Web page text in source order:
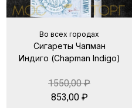
Во всех городах
Сигареты Чапман
Индиго (Chapman Indigo)
1550,00₽
853,00 ₽